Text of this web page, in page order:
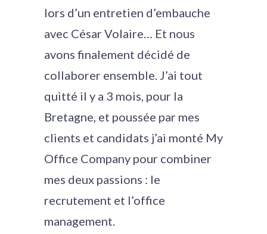
lors d’un entretien d’embauche
avec César Volaire… Et nous
avons finalement décidé de
collaborer ensemble. J’ai tout
quitté il y a 3 mois, pour la
Bretagne, et poussée par mes
clients et candidats j’ai monté My
Office Company pour combiner
mes deux passions : le
recrutement et l’office
management.